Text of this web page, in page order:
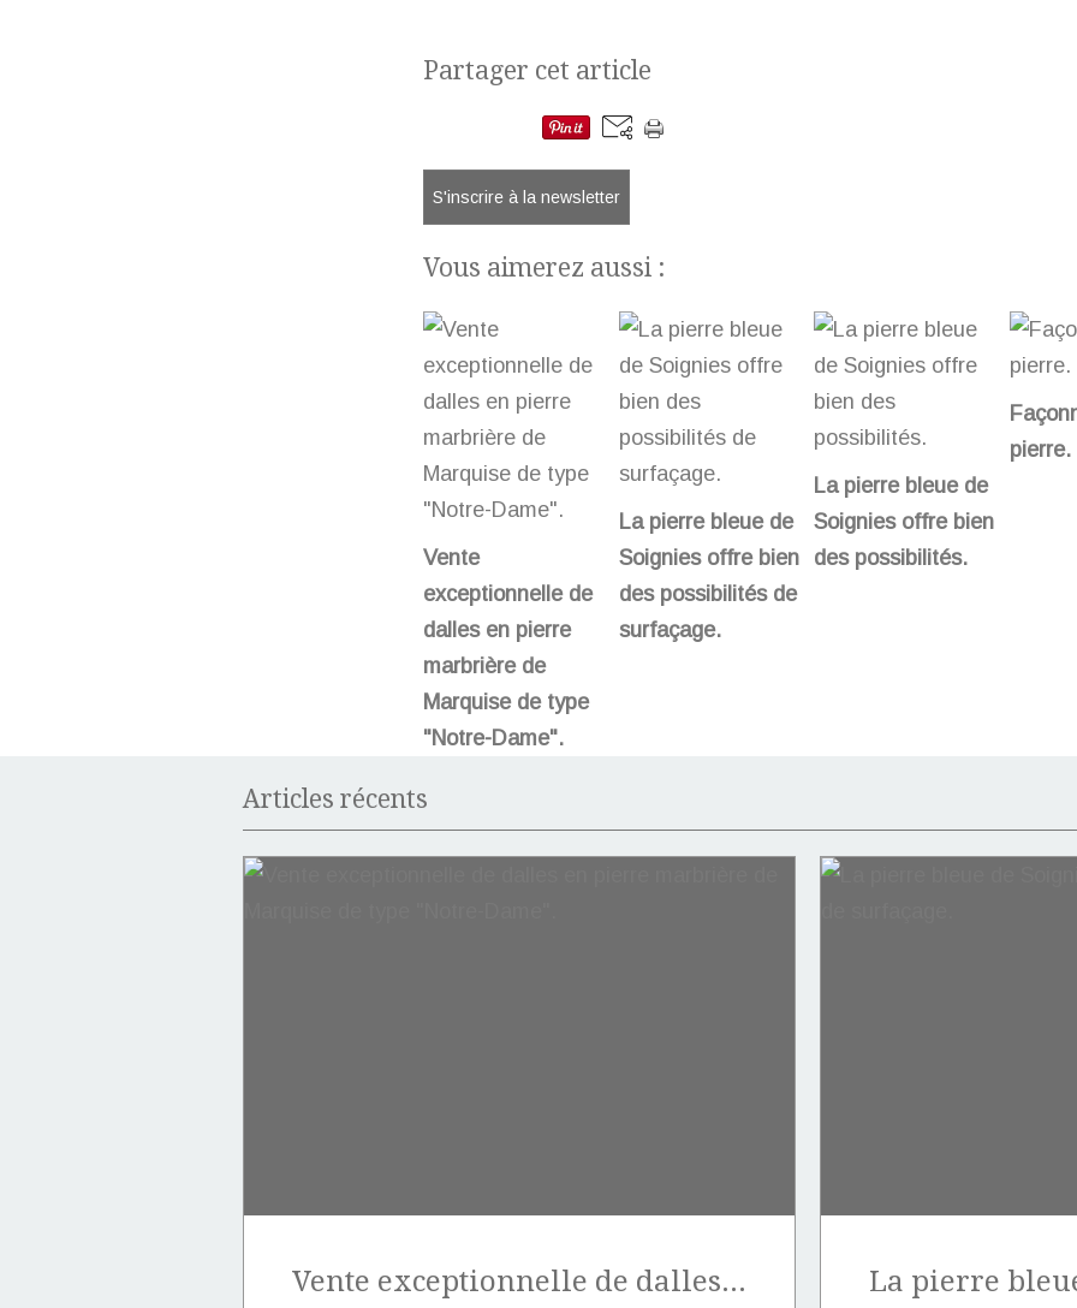
Partager cet article
S'inscrire à la newsletter
Vous aimerez aussi :
Vente
exceptionnelle de
dalles en pierre
marbrière de
Marquise de type
"Notre-Dame".
La pierre bleue de
Soignies offre bien
des possibilités de
surfaçage.
La pierre bleue de
Soignies offre bien
des possibilités.
pierre.
Articles récents
Vente exceptionnelle de dalles en pierre marbrière de Marquise de type "Notre-Dame".